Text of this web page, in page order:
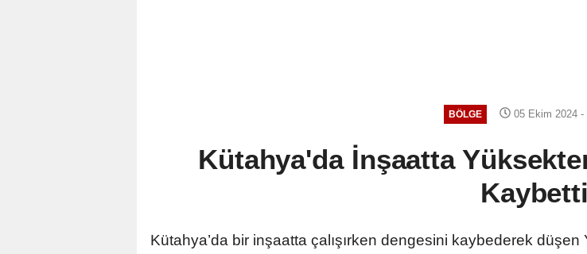
BÖLGE 05 Ekim 2024 -
Kütahya'da İnşaatta
Kaybetti
Kütahya’da bir inşaatta çalışırken dengesini kaybederek düşen